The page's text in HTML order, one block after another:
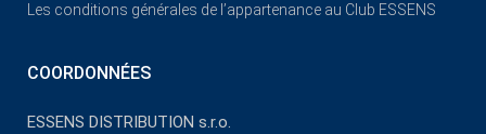
Les conditions générales de l’appartenance au Club ESSENS
COORDONNÉES
ESSENS DISTRIBUTION s.r.o.